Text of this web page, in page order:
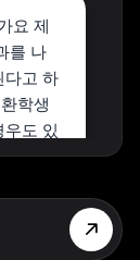
요 제
를 나
다고 하
학생
도 있